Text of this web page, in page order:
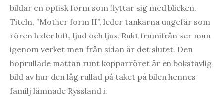
bildar en optisk form som flyttar sig med blicken.
Titeln, ”Mother form II”, leder tankarna ungefär som
rören leder luft, ljud och ljus. Rakt framifrån ser man
igenom verket men från sidan är det slutet. Den
hoprullade mattan runt kopparröret är en bokstavlig
bild av hur den låg rullad på taket på bilen hennes
familj lämnade Ryssland i.